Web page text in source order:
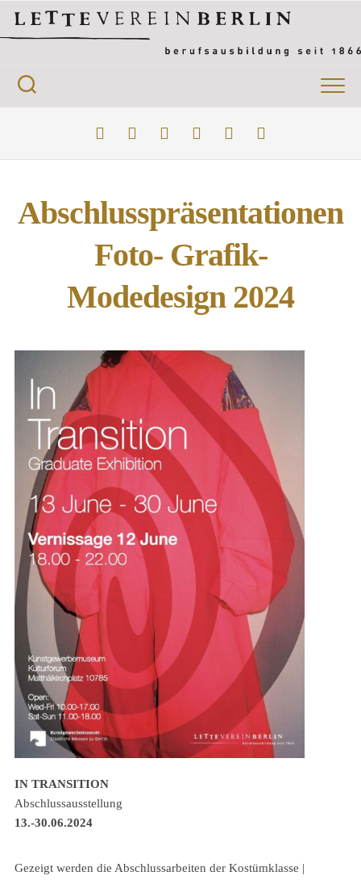
Abschlusspräsentationen
Foto- Grafik-
Modedesign 2024
IN TRANSITION
Abschlussausstellung
13.-30.06.2024
Gezeigt werden die Abschlussarbeiten der Kostümklasse |